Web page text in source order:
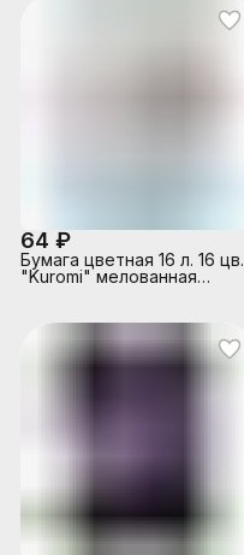
64 ₽
Бумага цветная 16 л. 16 цв.
"Kuromi" мелованная
мм, (14 цветов
+золото+серебро)